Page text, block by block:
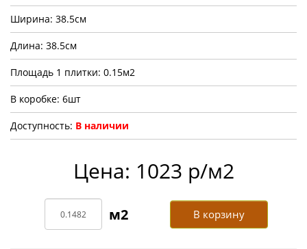
Ширина: 38.5см
Длина: 38.5см
Площадь 1 плитки: 0.15м2
В коробке: 6шт
Доступность: В наличии
Цена: 1023 р/м2
В корзину